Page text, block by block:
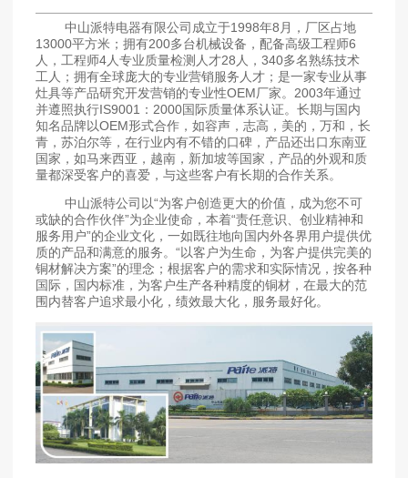
中山派特电器有限公司成立于1998年8月，厂区占地
13000平方米；拥有200多台机械设备，配备高级工程师6
人，工程师4人专业质量检测人才28人，340多名熟练技术
工人；拥有全球庞大的专业营销服务人才；是一家专业从事
灶具等产品研究开发营销的专业性OEM厂家。2003年通过
并遵照执行IS9001：2000国际质量体系认证。长期与国内
知名品牌以OEM形式合作，如容声，志高，美的，万和，长
青，苏泊尔等，在行业内有不错的口碑，产品还出口东南亚
国家，如马来西亚，越南，新加坡等国家，产品的外观和质
量都深受客户的喜爱，与这些客户有长期的合作关系。
中山派特公司以“为客户创造更大的价值，成为您不可
或缺的合作伙伴”为企业使命，本着“责任意识、创业精神和
服务用户”的企业文化，一如既往地向国内外各界用户提供优
质的产品和满意的服务。“以客户为生命，为客户提供完美的
铜材解决方案”的理念；根据客户的需求和实际情况，按各种
国际，国内标准，为客户生产各种精度的铜材，在最大的范
围内替客户追求最小化，绩效最大化，服务最好化。